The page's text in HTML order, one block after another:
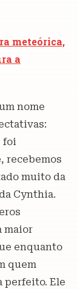
meteórica,
a
nome
foi
recebemos
muito da
Cynthia.
maior
enquanto
quem
perfeito. Ele